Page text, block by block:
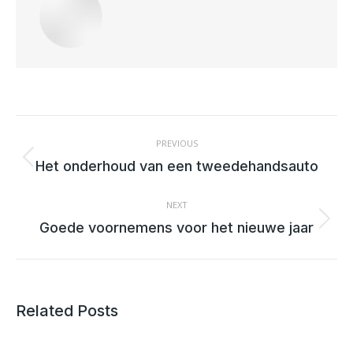
NAVIGATION
PREVIOUS
Previous
Het onderhoud van een tweedehandsauto
NEXT
Next
Goede voornemens voor het nieuwe jaar
Related Posts